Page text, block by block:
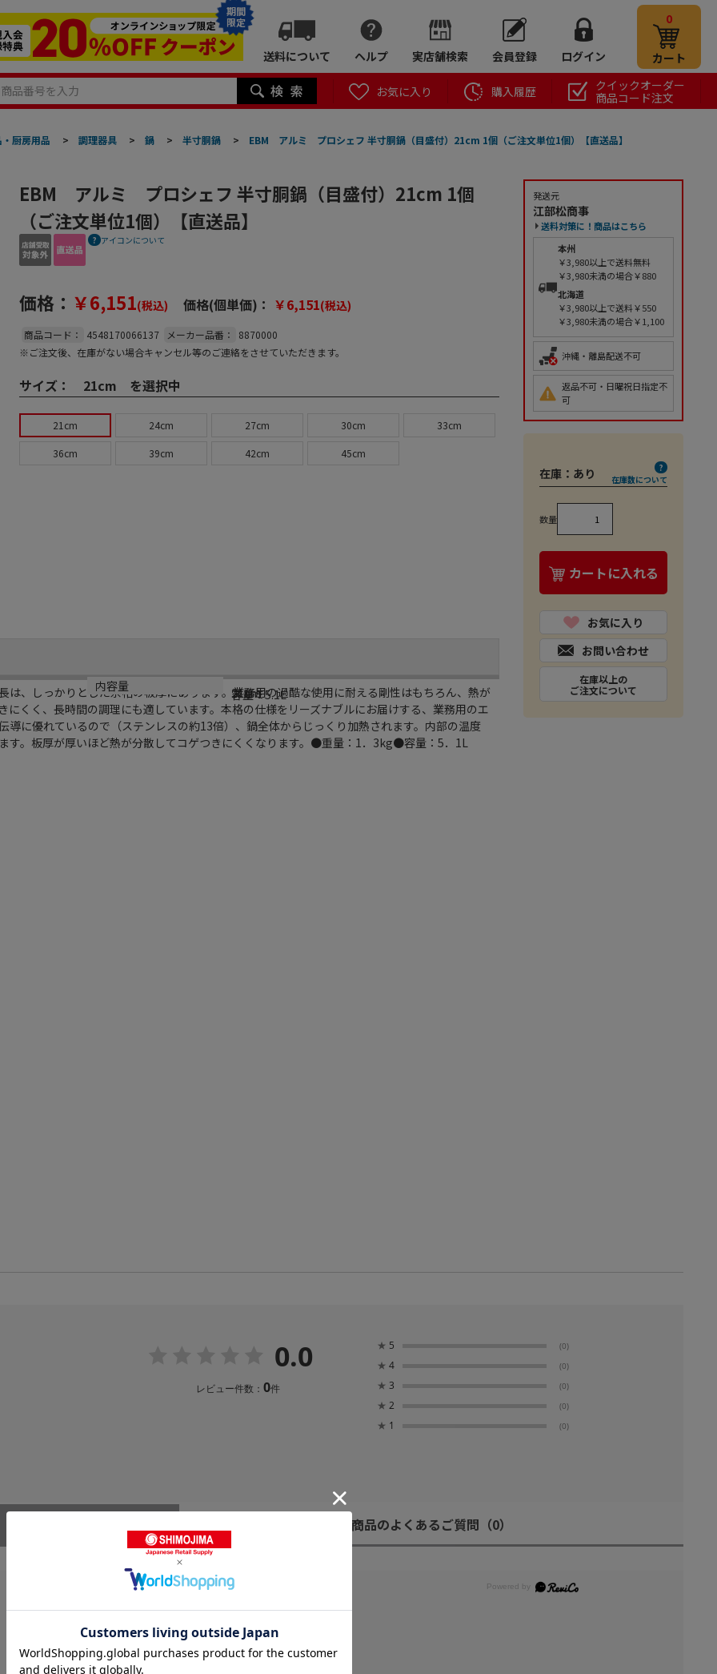
期間
限定
送料について ヘルプ 実店舗検索 会員登録 ログイン
0
カート
お気に入り 購入履歴
クイックオーダー
商品コード注文
厨房用品 > 調理器具 > 鍋 > 半寸胴鍋 > EBM アルミ プロシェフ 半寸胴鍋（目盛付）21cm 1個（ご注文単位1個）【直送品】
EBM アルミ プロシェフ 半寸胴鍋（目盛付）21cm 1個
（ご注文単位1個）【直送品】
アイコンについて
価格： ￥6,151(税込) 価格(個単価)： ￥6,151(税込)
商品コード： 4548170066137 メーカー品番：
8870000
※ご注文後、在庫がない場合キャンセル等のご連絡をさせていただきます。
サイズ： 21cm を選択中
21cm 24cm 27cm 30cm 33cm
36cm 39cm 42cm 45cm
、しっかりとした余裕の板厚にあります。業務用の過酷な使用に耐える剛性はもちろん、熱が
にくく、長時間の調理にも適しています。本格の仕様をリーズナブルにお届けする、業務用のエ
導に優れているので（ステンレスの約13倍）、鍋全体からじっくり加熱されます。内部の温度
す。板厚が厚いほど熱が分散してコゲつきにくくなります。●重量：1．3kg●容量：5．1L
規格
21cm
材質
アルミ
内容量
容量：5.1L
発送元
江部松商事
送料対策に！商品はこちら
本州
￥3,980以上で送料無料
￥3,980未満の場合￥880
北海道
￥3,980以上で送料￥550
￥3,980未満の場合￥1,100
沖縄・離島配送不可
返品不可・日曜祝日指定不
可
在庫： あり 在庫数について
数量
カートに入れる
お気に入り
お問い合わせ
在庫以上の
ご注文について
0.0
レビュー件数： 0件
★ 5 (0)
★ 4 (0)
★ 3 (0)
★ 2 (0)
★ 1 (0)
商品のよくあるご質問 （0）